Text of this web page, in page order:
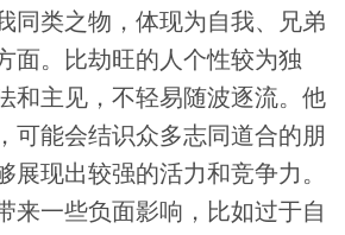
同类之物，体现为自我、兄弟
面。比劫旺的人个性较为独
和主见，不轻易随波逐流。他
可能会结识众多志同道合的朋
展现出较强的活力和竞争力。
来一些负面影响，比如过于自